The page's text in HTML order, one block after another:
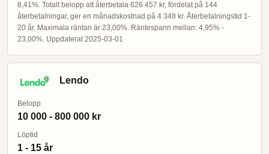
8,41%. Totalt belopp att återbetala 626 457 kr, fördelat på 144
återbetalningar, ger en månadskostnad på 4 348 kr. Återbetalningstid 1-
20 år. Maximala räntan är 23,00%. Räntespann mellan: 4,95% -
23,00%. Uppdaterat 2025-03-01
Lendo
Belopp
10 000 - 800 000 kr
Löptid
1 - 15 år